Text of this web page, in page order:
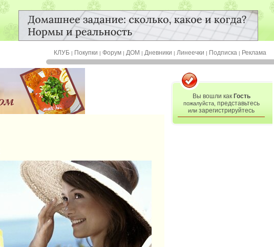
КЛУБ | Покупки | Форум | ДОМ | Дневники | Линеечки | Подписка | Реклама
Вы вошли как Гость
пожалуйста, представьтесь
или зарегистрируйтесь